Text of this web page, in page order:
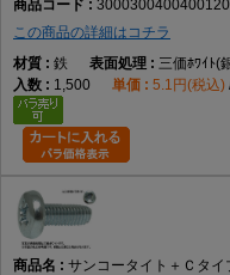
この商品の詳細はコチラ
鉄
三価ﾎﾜｲﾄ(
1,500
5.1円(税込)
サンコータイト＋Ｃタイ